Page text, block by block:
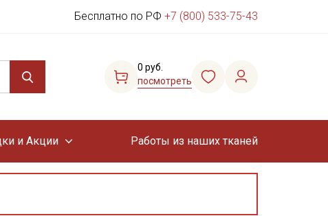
Бесплатно по РФ +7 (800) 533-75-43
0 руб.
посмотреть
и Акции Работы из наших тканей